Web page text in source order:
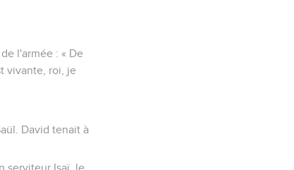
l'armée : « De
vivante, roi, je
David tenait à
serviteur Isaï, le